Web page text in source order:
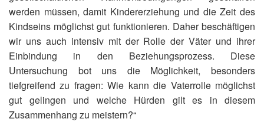
werden müssen, damit Kindererziehung und die Zeit des
Kindseins möglichst gut funktionieren. Daher beschäftigen
wir uns auch intensiv mit der Rolle der Väter und ihrer
Einbindung in den Beziehungsprozess. Diese
Untersuchung bot uns die Möglichkeit, besonders
tiefgreifend zu fragen: Wie kann die Vaterrolle möglichst
gut gelingen und welche Hürden gilt es in diesem
Zusammenhang zu meistern?“